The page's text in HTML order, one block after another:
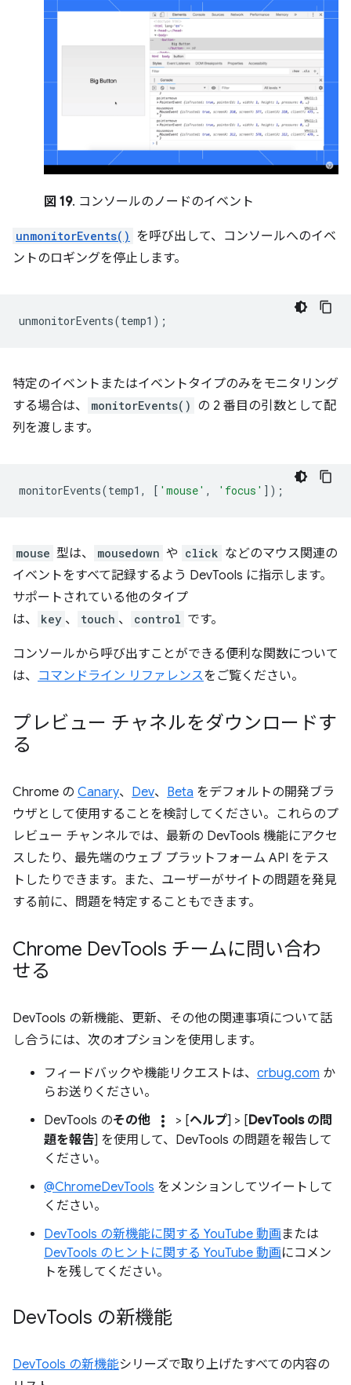
図 19. コンソールのノードのイベント
unmonitorEvents() を呼び出して、コンソールへのイベ
ントのロギングを停止します。
unmonitorEvents(temp1 );
特定のイベントまたはイベントタイプのみをモニタリング
する場合は、
monitorEvents() の 2 番目の引数として配
列を渡します。
monitorEvents(temp1 , [ 'mouse' , 'focus' ]);
mouse 型は、 mousedown や click などのマウス関連の
イベントをすべて記録するよう DevTools に指示します。
サポートされている他のタイプ
は、
key 、 touch 、 control です。
コンソールから呼び出すことができる便利な関数について
は、 コマンドライン リファレンスをご覧ください。
プレビュー チャネルをダウンロードす
る
Chrome の Canary、 Dev、 Beta をデフォルトの開発ブラ
ウザとして使用することを検討してください。これらのプ
レビュー チャンネルでは、最新の DevTools 機能にアクセ
スしたり、最先端のウェブ プラットフォーム API をテス
トしたりできます。また、ユーザーがサイトの問題を発見
する前に、問題を特定することもできます。
Chrome DevTools チームに問い合わ
せる
DevTools の新機能、更新、その他の関連事項について話
し合うには、次のオプションを使用します。
フィードバックや機能リクエストは、 crbug.com か
らお送りください。
DevTools のその他 more_vert > [ヘルプ] > [DevTools の問
題を報告] を使用して、DevTools の問題を報告して
ください。
@ChromeDevTools をメンションしてツイートして
ください。
DevTools の新機能に関する YouTube 動画 または
DevTools のヒントに関する YouTube 動画にコメン
トを残してください。
DevTools の新機能
DevTools の新機能シリーズで取り上げたすべての内容の